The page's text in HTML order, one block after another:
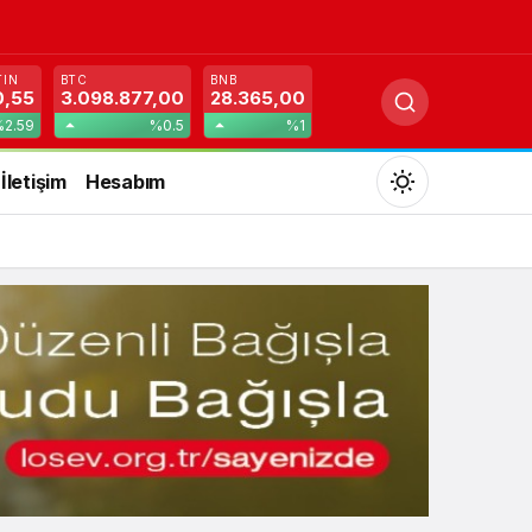
BTC
3.098.877,00
%0.5
BNB
28.365,00
%1
İletişim Hesabım
Mod
değiştir
Gündüz modunu seçin.
Gece Modu